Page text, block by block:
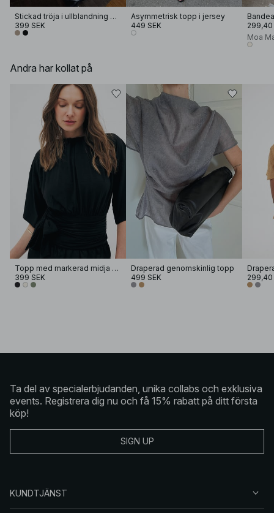
Stickad tröja i ullblandning med V-ringning
399 SEK
Asymmetrisk topp i jersey
449 SEK
299,40
Moa
Andra har kollat på
Topp med markerad midja och knytning
399 SEK
Draperad genomskinlig topp
499 SEK
299,40
Ta del av specialerbjudanden, unika collabs och exklusiva
events. Registrera dig nu och få 15% rabatt på ditt första
köp!
SIGN UP
KUNDTJÄNST